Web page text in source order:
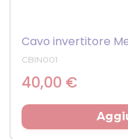
Cavo invertitore
CBIN001
40,00 €Prezzo